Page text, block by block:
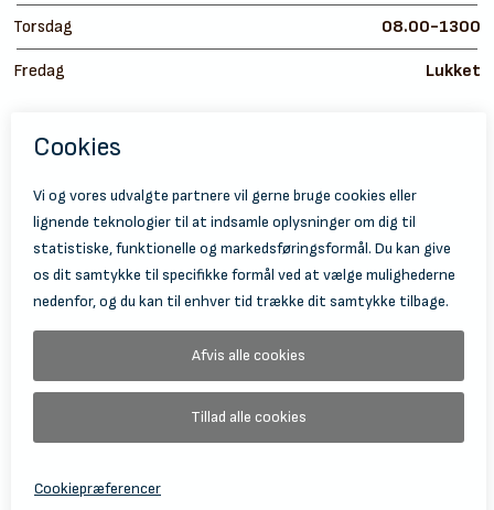
Torsdag 08.00-1300
Fredag Lukket
Tilgængelighedserklæring
Information Om Behandling Af Personoplysninger